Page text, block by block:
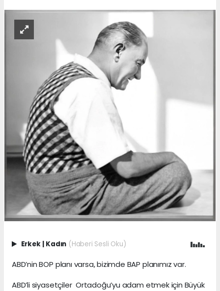
Erkek | Kadın (Haberi Sesli Oku)
ABD’nin BOP planı varsa, bizimde BAP planımız var.
ABD’li siyasetçiler Ortadoğu’yu adam etmek için Büyük